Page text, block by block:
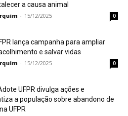
a causa animal
- 15/12/2025 0
lança campanha para ampliar
e salvar vidas
- 15/12/2025 0
UFPR divulga ações e
a população sobre abandono de
UFPR